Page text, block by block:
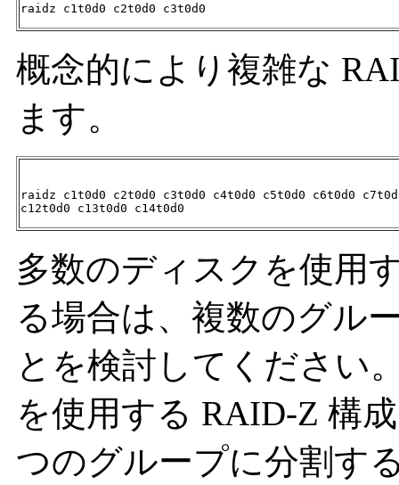
raidz c1t0d0 c2t0d0 c3t0d0
概念的により複雑な
ます。
raidz c1t0d0 c2t0d0 c3t0d0 c4t0d0 c5t0d0 c6t0d0
c12t0d0 c13t0d0 c14t0d0
多数のディスクを使用
る場合は、複数のグル
とを検討してください
を使用する RAID-Z 構
つのグループに分割す